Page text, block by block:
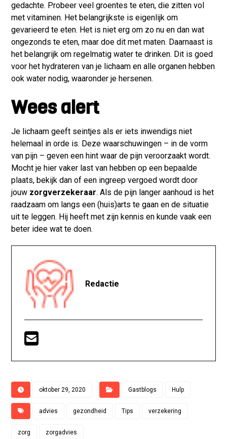
gedachte. Probeer veel groentes te eten, die zitten vol
met vitaminen. Het belangrijkste is eigenlijk om
gevarieerd te eten. Het is niet erg om zo nu en dan wat
ongezonds te eten, maar doe dit met maten. Daarnaast is
het belangrijk om regelmatig water te drinken. Dit is goed
voor het hydrateren van je lichaam en alle organen hebben
ook water nodig, waaronder je hersenen.
Wees alert
Je lichaam geeft seintjes als er iets inwendigs niet
helemaal in orde is. Deze waarschuwingen – in de vorm
van pijn – geven een hint waar de pijn veroorzaakt wordt.
Mocht je hier vaker last van hebben op een bepaalde
plaats, bekijk dan of een ingreep vergoed wordt door
jouw zorgverzekeraar. Als de pijn langer aanhoud is het
raadzaam om langs een (huis)arts te gaan en de situatie
uit te leggen. Hij heeft met zijn kennis en kunde vaak een
beter idee wat te doen.
Redactie
oktober 29, 2020 Gastblogs Hulp
advies gezondheid Tips verzekering
zorg zorgadvies